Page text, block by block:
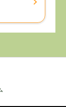
ご案内をする
応えするた
発のため。
適なアフタ
め。
のアンケー
内容、アンケ